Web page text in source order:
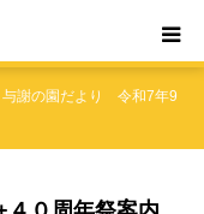
与謝の園だより 令和7年9